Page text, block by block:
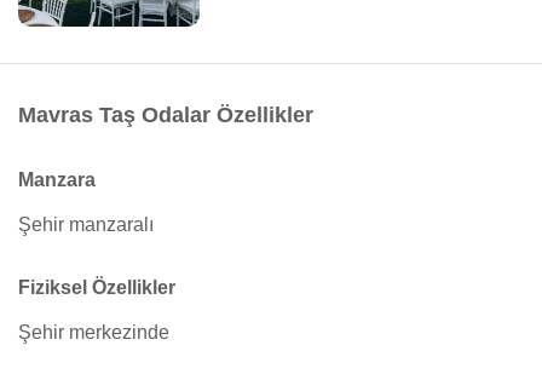
Mavras Taş Odalar Özellikler
Manzara
Şehir manzaralı
Fiziksel Özellikler
Şehir merkezinde